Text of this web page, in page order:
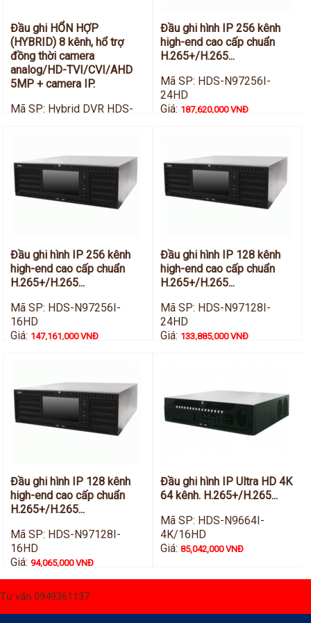
Đầu ghi HỔN HỢP
(HYBRID) 8 kênh, hổ trợ
đồng thời camera
analog/HD-TVI/CVI/AHD
5MP + camera IP.
Mã SP: Hybrid DVR HDS-
Đầu ghi hình IP 256 kênh
high-end cao cấp chuẩn
H.265+/H.265...
Mã SP: HDS-N97256I-
24HD
Giá: 187,620,000 VNĐ
Đầu ghi hình IP 256 kênh
high-end cao cấp chuẩn
H.265+/H.265...
Mã SP: HDS-N97256I-
16HD
Giá: 147,161,000 VNĐ
Đầu ghi hình IP 128 kênh
high-end cao cấp chuẩn
H.265+/H.265...
Mã SP: HDS-N97128I-
24HD
Giá: 133,885,000 VNĐ
Đầu ghi hình IP 128 kênh
high-end cao cấp chuẩn
H.265+/H.265...
Mã SP: HDS-N97128I-
16HD
Giá:94,065,000 VNĐ
Đầu ghi hình IP Ultra HD 4K
64 kênh. H.265+/H.265...
Mã SP: HDS-N9664I-
4K/16HD
Giá: 85,042,000 VNĐ
Tư vấn 0949361137